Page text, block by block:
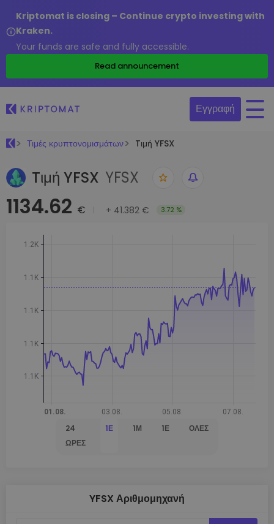
Kriptomat is closing – Continue crypto investing with
Kraken.
Your funds are safe and fully accessible.
Read announcement
Εγγραφή
Τιμές κρυπτονομισμάτων Tιμή YFSX
Tιμή YFSX YFSX
1134.62 € + 41.382 € 3.72 %
24
ΏΡΕΣ
1Ε 1Μ 1Έ ΌΛΕΣ
YFSX Αριθμομηχανή